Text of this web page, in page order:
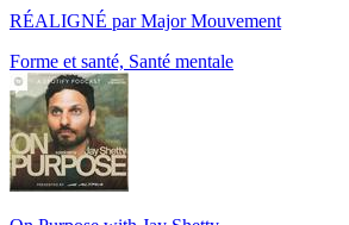
RÉALIGNÉ par Major Mouvement
Forme et santé, Santé mentale